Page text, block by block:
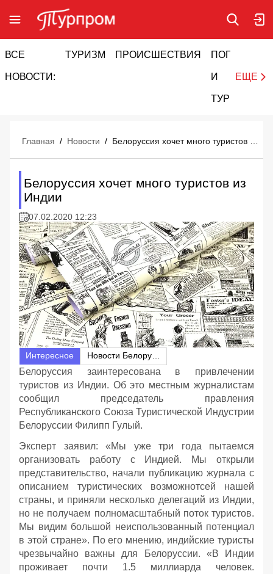
ВСЕ
НОВОСТИ:
ТУРИЗМ ПРОИСШЕСТВИЯ ПОГОДА
И
ТУРИЗМ
ЕЩЕ
Главная / Новости /
Белоруссия хочет много туристов из
Индии
07.02.2020 12:23
Интересное
Белоруссия заинтересована в привлечении
туристов из Индии. Об это местным журналистам
сообщил председатель правления
Республиканского Союза Туристической Индустрии
Белоруссии Филипп Гулый.
Эксперт заявил: «Мы уже три года пытаемся
организовать работу с Индией. Мы открыли
представительство, начали публикацию журнала с
описанием туристических возможнотсей нашей
страны, и приняли несколько делегаций из Индии,
но не получаем полномасштабный поток туристов.
Мы видим большой неиспользованный потенциал
в этой стране». По его мнению, индийские туристы
чрезвычайно важны для Белоруссии. «В Индии
проживает почти 1.5 миллиарда человек.